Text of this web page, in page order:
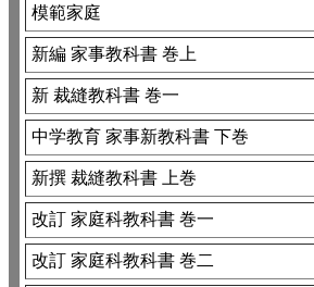
模範家庭
新編 家事教科書 巻上
新 裁縫教科書 巻一
中学教育 家事新教科書 下巻
新撰 裁縫教科書 上巻
改訂 家庭科教科書 巻一
改訂 家庭科教科書 巻二